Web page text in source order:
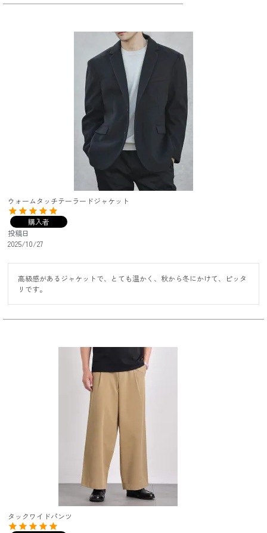
ウォームタッチテーラードジャケット
購入者
投稿日
2025/10/27
高級感があるジャケットで、とても温かく、秋から冬にかけて、ピッタ
リです。
タックワイドパンツ